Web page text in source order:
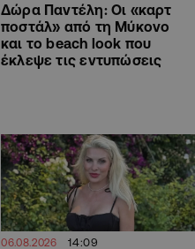
Δώρα Παντέλη: Οι «καρτ
ποστάλ» από τη Μύκονο
και το beach look που
έκλεψε τις εντυπώσεις
06.08.2026 14:09